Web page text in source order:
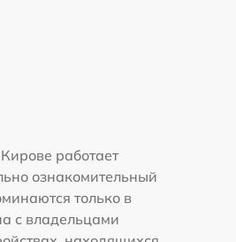
работает
ознакомительный
только в
с владельцами